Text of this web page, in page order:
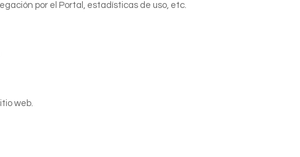
por el Portal, estadísticas de uso, etc.
web.